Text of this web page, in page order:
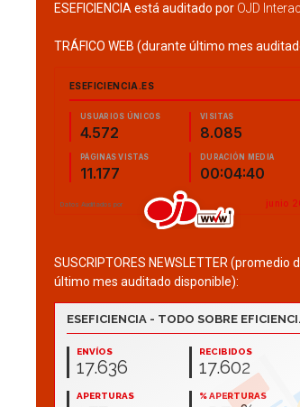
ESEFICIENCIA está auditado por OJD
TRÁFICO WEB (durante último mes
SUSCRIPTORES NEWSLETTER (promedio
último mes auditado disponible):